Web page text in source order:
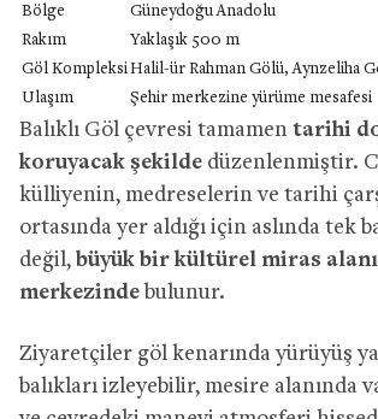
Bölge
Güneydoğu Anadolu
Rakım
Yaklaşık 500 m
Göl KompleksiHalil-ür Rahman Gölü, Aynzeliha
Ulaşım
Şehir merkezine yürüme mesafesi
Balıklı Göl çevresi tamamen tarihi
koruyacak şekilde düzenlenmiştir.
külliyenin, medreselerin ve tarihi
ortasında yer aldığı için aslında tek
değil, büyük bir kültürel miras
merkezinde bulunur.
Ziyaretçiler göl kenarında yürüyüş
balıkları izleyebilir, mesire alanında